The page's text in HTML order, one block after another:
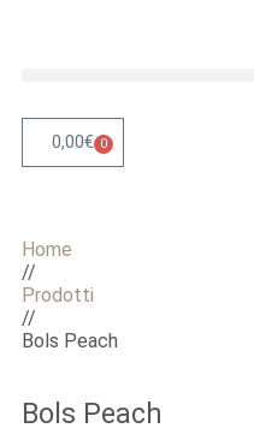
0,00€ 0
Home
//
Prodotti
//
Bols Peach
Bols Peach